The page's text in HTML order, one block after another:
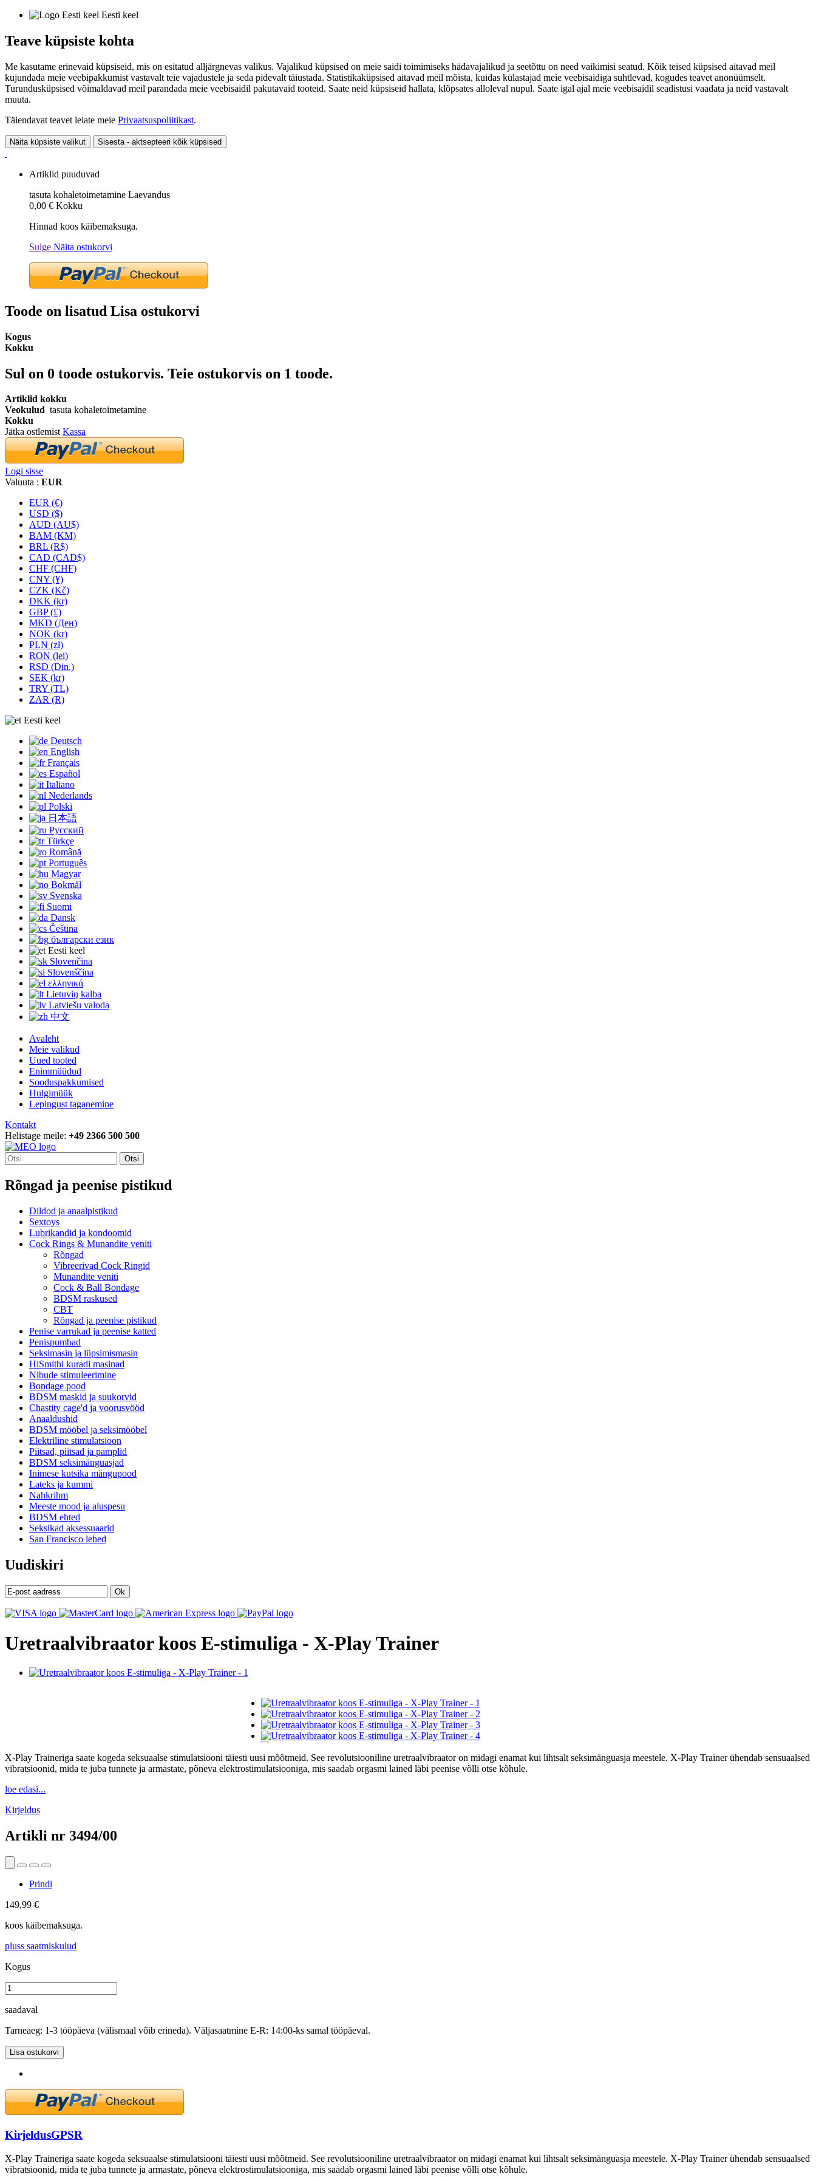
Eesti keel
Teave küpsiste kohta
Me kasutame erinevaid küpsiseid, mis on esitatud alljärgnevas valikus. Vajalikud küpsised on meie saidi toimimiseks hädavajalikud ja seetõttu on need vaikimisi seatud. Kõik teised küpsised aitavad meil
kujundada meie veebipakkumist vastavalt teie vajadustele ja seda pidevalt täiustada. Statistikaküpsised aitavad meil mõista, kuidas külastajad meie veebisaidiga suhtlevad, kogudes teavet anonüümselt.
Turundusküpsised võimaldavad meil parandada meie veebisaidil pakutavaid tooteid. Saate neid küpsiseid hallata, klõpsates alloleval nupul. Saate igal ajal meie veebisaidil seadistusi vaadata ja neid vastavalt
muuta.
Täiendavat teavet leiate meie Privaatsuspoliitikast.
Näita küpsiste valikut Sisesta - aktsepteeri kõik küpsised
Artiklid puuduvad
tasuta kohaletoimetamine Laevandus
0,00 € Kokku
Hinnad koos käibemaksuga.
Sulge Näita ostukorvi
Toode on lisatud Lisa ostukorvi
Kogus
Kokku
Sul on 0 toode ostukorvis. Teie ostukorvis on 1 toode.
Artiklid kokku
Veokulud tasuta kohaletoimetamine
Kokku
Jätka ostlemistKassa
Logi sisse
Valuuta : EUR
EUR (€)
USD ($)
AUD (AU$)
BAM (KM)
BRL (R$)
CAD (CAD$)
CHF (CHF)
CNY (¥)
CZK (Kč)
DKK (kr)
GBP (£)
MKD (Ден)
NOK (kr)
PLN (zł)
RON (lei)
RSD (Din.)
SEK (kr)
TRY (TL)
ZAR (R)
Eesti keel
Deutsch
English
Français
Español
Italiano
Nederlands
Polski
日本語
Русский
Türkçe
Română
Português
Magyar
Bokmål
Svenska
Suomi
Dansk
Čeština
български език
Eesti keel
Slovenčina
Slovenščina
ελληνικά
Lietuvių kalba
Latviešu valoda
中文
Avaleht
Meie valikud
Uued tooted
Enimmüüdud
Sooduspakkumised
Hulgimüük
Lepingust taganemine
Kontakt
Helistage meile: +49 2366 500 500
Otsi
Rõngad ja peenise pistikud
Dildod ja anaalpistikud
Sextoys
Lubrikandid ja kondoomid
Cock Rings & Munandite veniti
Rõngad
Vibreerivad Cock Ringid
Munandite veniti
Cock & Ball Bondage
BDSM raskused
CBT
Rõngad ja peenise pistikud
Penise varrukad ja peenise katted
Penispumbad
Seksimasin ja lüpsimismasin
HiSmithi kuradi masinad
Nibude stimuleerimine
Bondage pood
BDSM maskid ja suukorvid
Chastity cage'd ja voorusvööd
Anaaldushid
BDSM mööbel ja seksimööbel
Elektriline stimulatsioon
Piitsad, piitsad ja pamplid
BDSM seksimänguasjad
Inimese kutsika mängupood
Lateks ja kummi
Nahkrihm
Meeste mood ja aluspesu
BDSM ehted
Seksikad aksessuaarid
San Francisco lehed
Uudiskiri
Ok
Uretraalvibraator koos E-stimuliga - X-Play Trainer
X-Play Traineriga saate kogeda seksuaalse stimulatsiooni täiesti uusi mõõtmeid. See revolutsiooniline uretraalvibraator on midagi enamat kui lihtsalt seksimänguasja meestele. X-Play Trainer ühendab sensuaalsed
vibratsioonid, mida te juba tunnete ja armastate, põneva elektrostimulatsiooniga, mis saadab orgasmi lained läbi peenise võlli otse kõhule.
loe edasi...
Kirjeldus
Artikli nr 3494/00
Prindi
149,99 €
koos käibemaksuga.
pluss saatmiskulud
Kogus
saadaval
Tarneaeg: 1-3 tööpäeva (välismaal võib erineda). Väljasaatmine E-R: 14:00-ks samal tööpäeval.
Lisa ostukorvi
KirjeldusGPSR
X-Play Traineriga saate kogeda seksuaalse stimulatsiooni täiesti uusi mõõtmeid. See revolutsiooniline uretraalvibraator on midagi enamat kui lihtsalt seksimänguasja meestele. X-Play Trainer ühendab sensuaalsed
vibratsioonid, mida te juba tunnete ja armastate, põneva elektrostimulatsiooniga, mis saadab orgasmi lained läbi peenise võlli otse kõhule.